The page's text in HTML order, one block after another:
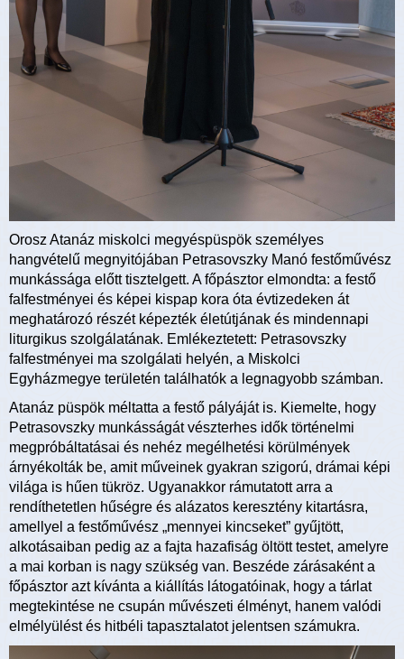
Orosz Atanáz miskolci megyéspüspök személyes
hangvételű megnyitójában Petrasovszky Manó festőművész
munkássága előtt tisztelgett. A főpásztor elmondta: a festő
falfestményei és képei kispap kora óta évtizedeken át
meghatározó részét képezték életútjának és mindennapi
liturgikus szolgálatának. Emlékeztetett: Petrasovszky
falfestményei ma szolgálati helyén, a Miskolci
Egyházmegye területén találhatók a legnagyobb számban.
Atanáz püspök méltatta a festő pályáját is. Kiemelte, hogy
Petrasovszky munkásságát vészterhes idők történelmi
megpróbáltatásai és nehéz megélhetési körülmények
árnyékolták be, amit műveinek gyakran szigorú, drámai képi
világa is hűen tükröz. Ugyanakkor rámutatott arra a
rendíthetetlen hűségre és alázatos keresztény kitartásra,
amellyel a festőművész „mennyei kincseket” gyűjtött,
alkotásaiban pedig az a fajta hazafiság öltött testet, amelyre
a mai korban is nagy szükség van. Beszéde zárásaként a
főpásztor azt kívánta a kiállítás látogatóinak, hogy a tárlat
megtekintése ne csupán művészeti élményt, hanem valódi
elmélyülést és hitbéli tapasztalatot jelentsen számukra.